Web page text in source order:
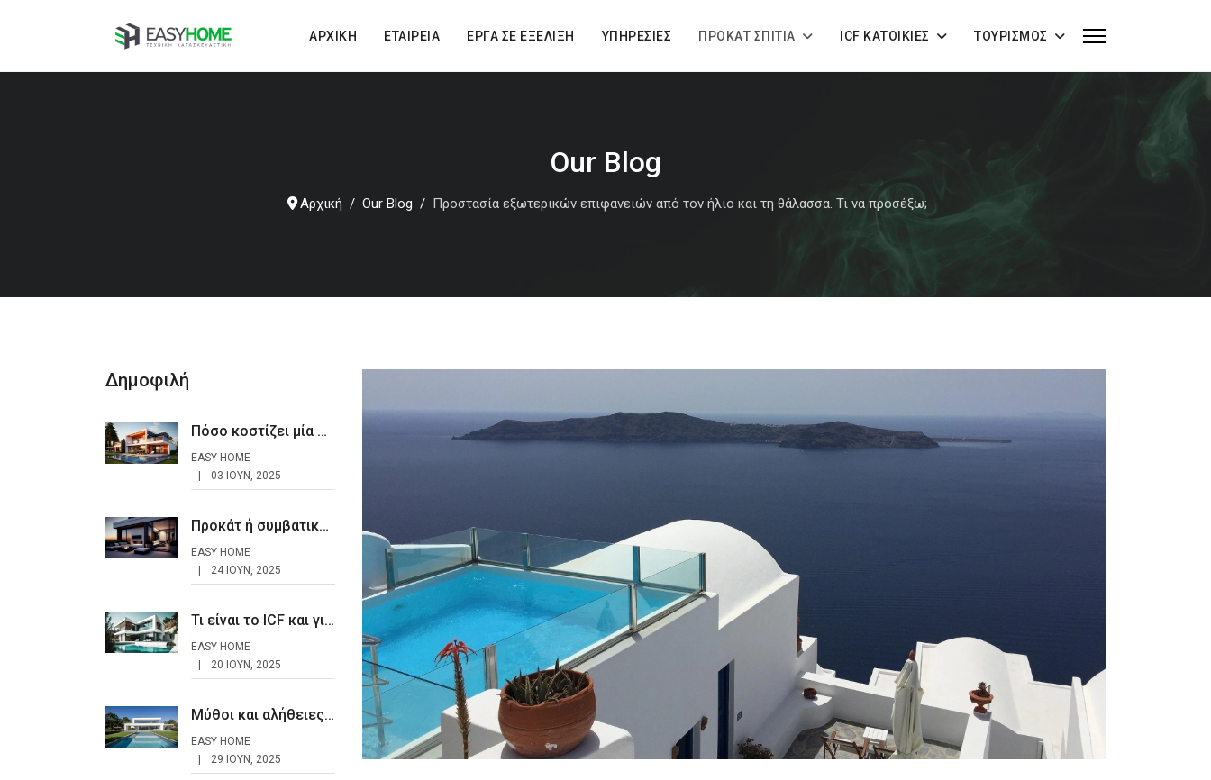
ΑΡΧΙΚΉ ΕΤΑΙΡΕΊΑ ΈΡΓΑ ΣΕ ΕΞΈΛΙΞΗ ΥΠΗΡΕΣΊΕΣ ΠΡΟΚΆΤ ΣΠΊΤΙΑ ICF ΚΑΤΟΙΚΊΕΣ ΤΟΥΡΙΣΜΌΣ
Our Blog
Αρχική Our Blog Προστασία εξωτερικών επιφανειών από τον ήλιο και τη θάλασσα. Τι να προσέξω;
Δημοφιλή
Πόσο κοστίζει μία προκάτ κατοικία το 2025
EASY HOME
03 ΙΟΥΝ, 2025
Προκάτ ή συμβατικό σπίτι: Ποια είναι η καλύτερη επιλογή;
EASY HOME
24 ΙΟΥΝ, 2025
Τι είναι το ICF και γιατί είναι η κατασκευή του μέλλοντος;
EASY HOME
20 ΙΟΥΝ, 2025
Μύθοι και αλήθειες για τα προκάτ σπίτια
EASY HOME
29 ΙΟΥΝ, 2025